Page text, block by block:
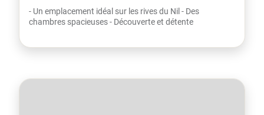
- Un emplacement idéal sur les rives du Nil - Des
chambres spacieuses - Découverte et détente